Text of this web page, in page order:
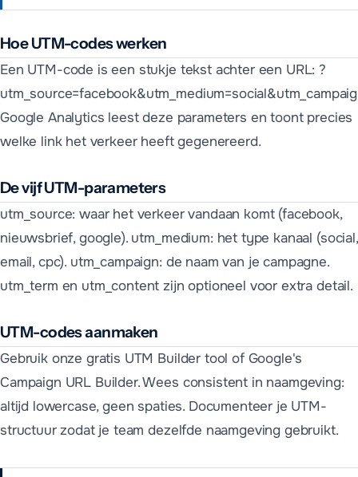
Hoe UTM-codes werken
Een UTM-code is een stukje tekst achter een URL: ?
Google Analytics leest deze parameters en toont precies
welke link het verkeer heeft gegenereerd.
De vijf UTM-parameters
utm_source: waar het verkeer vandaan komt (facebook,
nieuwsbrief, google). utm_medium: het type kanaal (social,
email, cpc). utm_campaign: de naam van je campagne.
utm_term en utm_content zijn optioneel voor extra detail.
UTM-codes aanmaken
Gebruik onze gratis UTM Builder tool of Google's
Campaign URL Builder. Wees consistent in naamgeving:
altijd lowercase, geen spaties. Documenteer je UTM-
structuur zodat je team dezelfde naamgeving gebruikt.